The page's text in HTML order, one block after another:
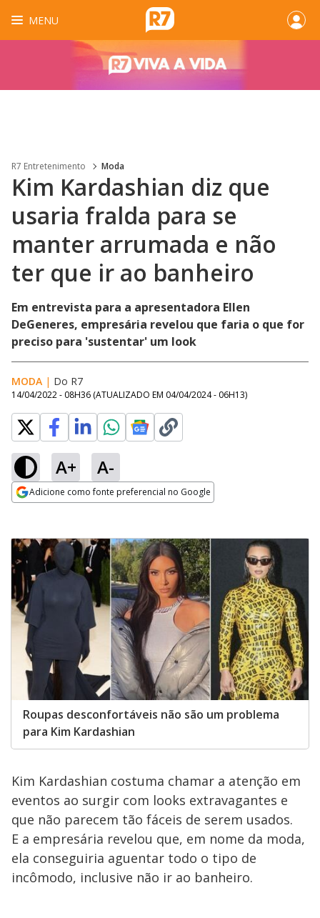
MENU
R7 Entretenimento Moda
Kim Kardashian diz que
usaria fralda para se
manter arrumada e não
ter que ir ao banheiro
Em entrevista para a apresentadora Ellen
DeGeneres, empresária revelou que faria o que for
preciso para 'sustentar' um look
MODA | Do R7
14/04/2022 - 08H36 (ATUALIZADO EM 04/04/2024 - 06H13)
A+ A-
Adicione como fonte preferencial no Google
Roupas desconfortáveis não são um problema
para Kim Kardashian
Kim Kardashian costuma chamar a atenção em
eventos ao surgir com looks extravagantes e
que não parecem tão fáceis de serem usados.
E a empresária revelou que, em nome da moda,
ela conseguiria aguentar todo o tipo de
incômodo, inclusive não ir ao banheiro.